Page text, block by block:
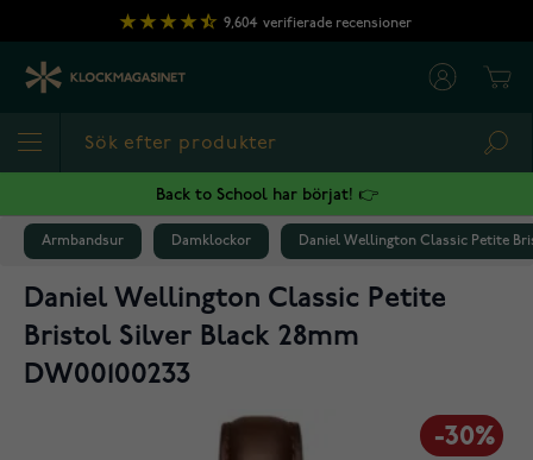
Hoppa till innehållet
9,604 verifierade recensioner
Back to School har börjat! 👉
Armbandsur Damklockor Daniel Wellington Classic Petite
Daniel Wellington Classic Petite
Bristol Silver Black 28mm
DW00100233
-30%